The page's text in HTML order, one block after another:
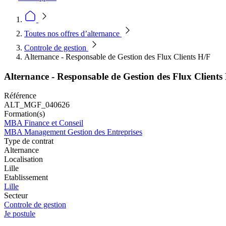
Toutes nos offres d’alternance
Controle de gestion
Alternance - Responsable de Gestion des Flux Clients H/F
Alternance - Responsable de Gestion des Flux Clients
Référence
ALT_MGF_040626
Formation(s)
MBA Finance et Conseil
MBA Management Gestion des Entreprises
Type de contrat
Alternance
Localisation
Lille
Etablissement
Lille
Secteur
Controle de gestion
Je postule